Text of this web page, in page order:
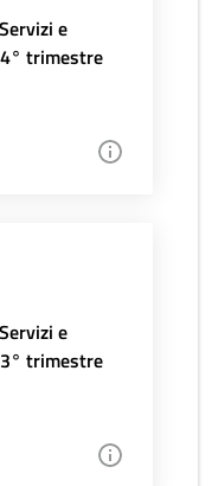
e
trimestre
e
trimestre